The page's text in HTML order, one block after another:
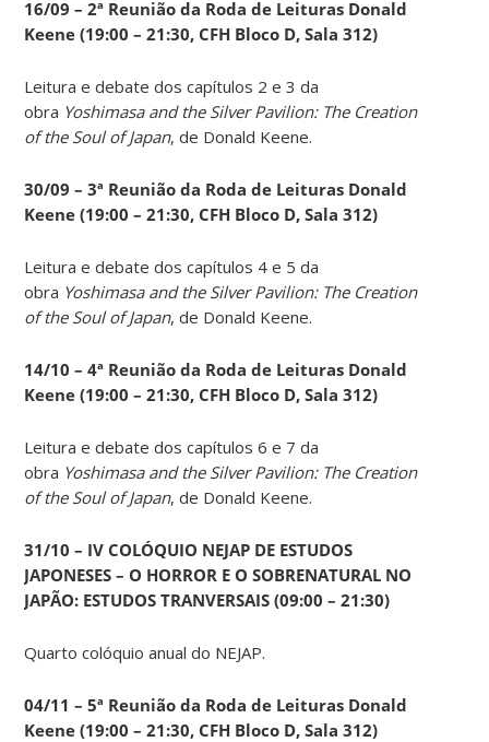
16/09 – 2ª Reunião da Roda de Leituras Donald
Keene (19:00 – 21:30, CFH Bloco D, Sala 312)
Leitura e debate dos capítulos 2 e 3 da
obra Yoshimasa and the Silver Pavilion: The Creation
of the Soul of Japan, de Donald Keene.
30/09 – 3ª Reunião da Roda de Leituras Donald
Keene (19:00 – 21:30, CFH Bloco D, Sala 312)
Leitura e debate dos capítulos 4 e 5 da
obra Yoshimasa and the Silver Pavilion: The Creation
of the Soul of Japan, de Donald Keene.
14/10 – 4ª Reunião da Roda de Leituras Donald
Keene (19:00 – 21:30, CFH Bloco D, Sala 312)
Leitura e debate dos capítulos 6 e 7 da
obra Yoshimasa and the Silver Pavilion: The Creation
of the Soul of Japan, de Donald Keene.
31/10 – IV COLÓQUIO NEJAP DE ESTUDOS
JAPONESES – O HORROR E O SOBRENATURAL NO
JAPÃO: ESTUDOS TRANVERSAIS (09:00 – 21:30)
Quarto colóquio anual do NEJAP.
04/11 – 5ª Reunião da Roda de Leituras Donald
Keene (19:00 – 21:30, CFH Bloco D, Sala 312)